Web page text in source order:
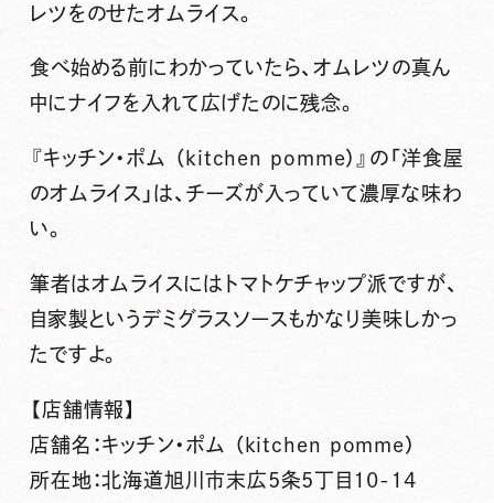
レツをのせたオムライス。
食べ始める前にわかっていたら、オムレツの真ん
中にナイフを入れて広げたのに残念。
『キッチン・ポム （kitchen pomme）』 の 「洋食屋
のオムライス」は、チーズが入っていて濃厚な味わ
い。
筆者はオムライスにはトマトケチャップ派ですが、
自家製というデミグラスソースもかなり美味しかっ
たですよ。
【店舗情報】
店舗名：キッチン・ポム （kitchen pomme）
所在地：北海道旭川市末広5条5丁目10-14